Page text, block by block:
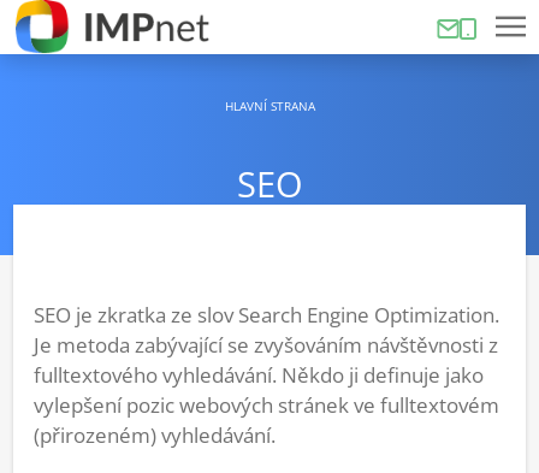
HLAVNÍ STRANA
SEO
SEO je zkratka ze slov Search Engine Optimization.
Je metoda zabývající se zvyšováním návštěvnosti z
fulltextového vyhledávání. Někdo ji definuje jako
vylepšení pozic webových stránek ve fulltextovém
(přirozeném) vyhledávání.